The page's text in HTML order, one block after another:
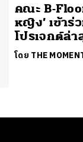
คณะ B-
หญิง’ เข้าร่
โปรเจกต์ล่า
โดย THE